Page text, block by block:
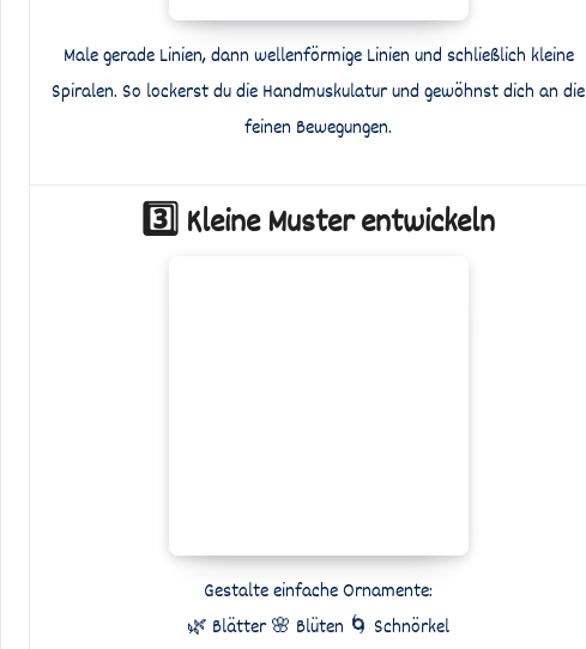
Male gerade Linien, dann wellenförmige Linien und schließlich kleine
Spiralen. So lockerst du die Handmuskulatur und gewöhnst dich an die
feinen Bewegungen.
3️⃣ Kleine Muster entwickeln
Gestalte einfache Ornamente:
🌿 Blätter 🌸 Blüten 🌀 Schnörkel